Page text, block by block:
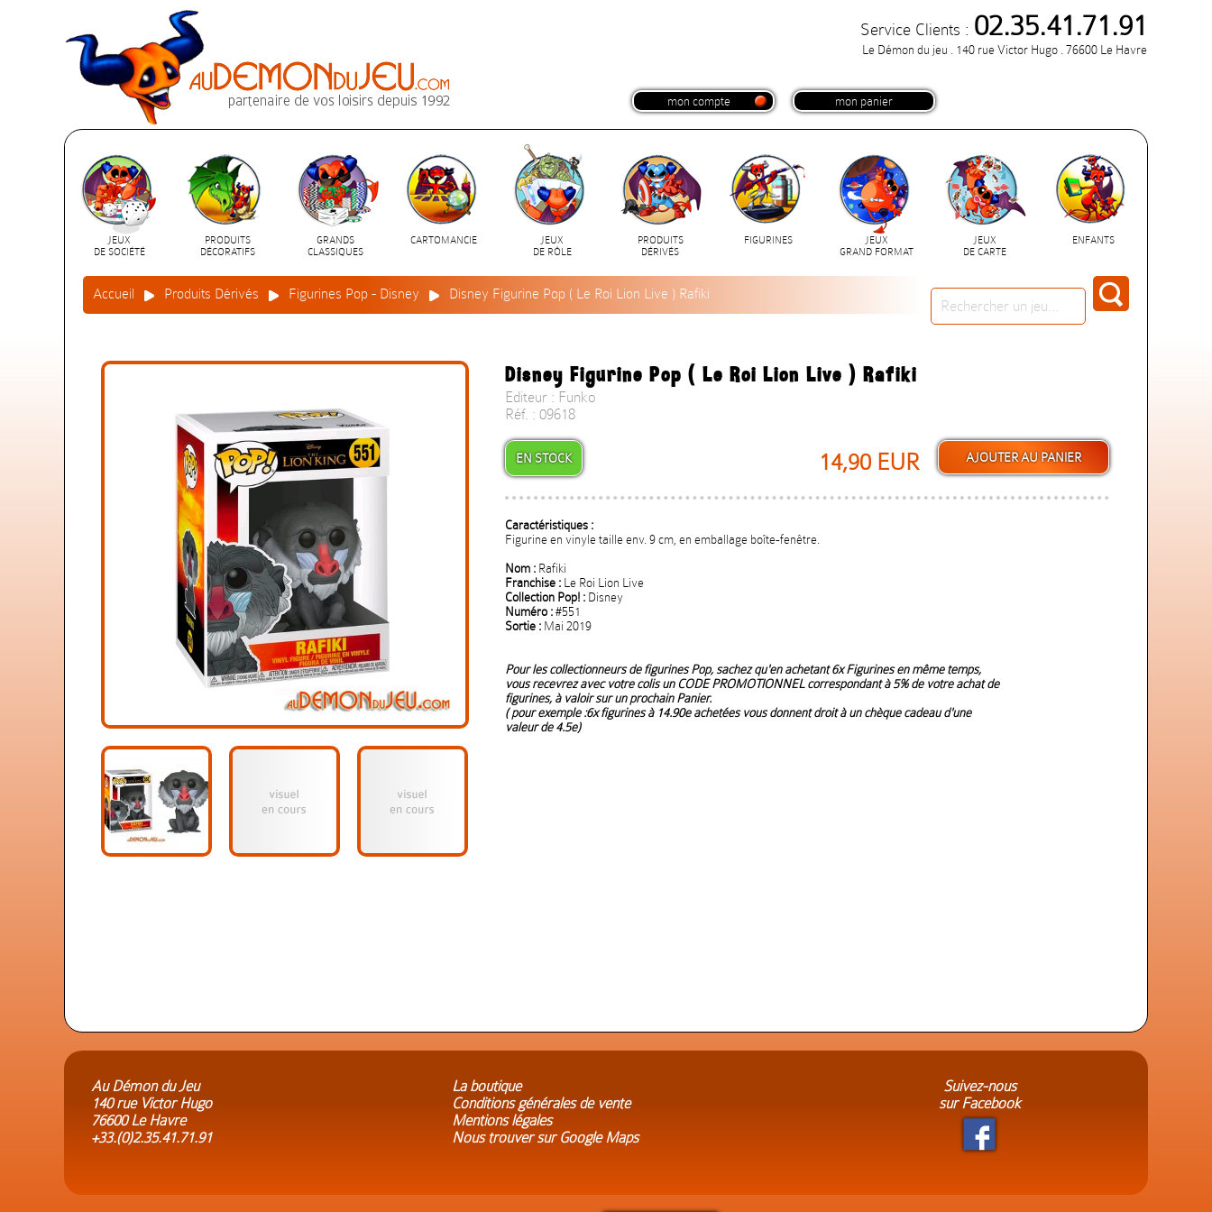
Service Clients : 02.35.41.71.91
Le Démon du jeu . 140 rue Victor Hugo . 76600 Le Havre
mon compte mon panier
JEUX
DE SOCIÉTÉ
PRODUITS
DÉCORATIFS
GRANDS
CLASSIQUES
CARTOMANCIE
JEUX
DE RÔLE
PRODUITS
DÉRIVÉS
FIGURINES
JEUX
GRAND FORMAT
JEUX
DE CARTE
ENFANTS
Accueil Produits Dérivés Figurines Pop - Disney Disney Figurine Pop ( Le Roi Lion Live ) Rafiki
Disney Figurine Pop ( Le Roi Lion Live ) Rafiki
Editeur : Funko
Réf. : 09618
EN STOCK 14,90 EUR
Caractéristiques :
Figurine en vinyle taille env. 9 cm, en emballage boîte-fenêtre.
Nom : Rafiki
Franchise : Le Roi Lion Live
Collection Pop! : Disney
Numéro :#551
Sortie : Mai 2019
Pour les collectionneurs de figurines Pop, sachez qu'en achetant 6x Figurines en même temps,
vous recevrez avec votre colis un CODE PROMOTIONNEL correspondant à 5% de votre achat de
figurines, à valoir sur un prochain Panier.
( pour exemple :6x figurines à 14.90e achetées vous donnent droit à un chèque cadeau d'une
valeur de 4.5e)
Au Démon du Jeu
140 rue Victor Hugo
76600 Le Havre
+33.(0)2.35.41.71.91
La boutique
Conditions générales de vente
Mentions légales
Nous trouver sur Google Maps
Suivez-nous
sur Facebook